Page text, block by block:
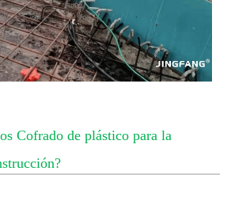
Cofrado de plástico para la